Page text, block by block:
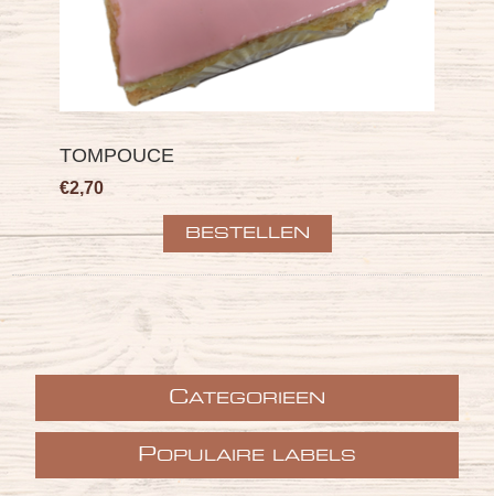
TOMPOUCE
€2,70
CATEGORIEEN
POPULAIRE LABELS